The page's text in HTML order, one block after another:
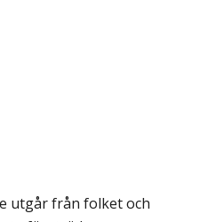
utgår från folket och